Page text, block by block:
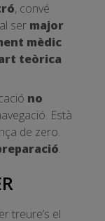
, convé
ser major
mèdic
teòrica
no
Està
de zero.
.
treure’s el